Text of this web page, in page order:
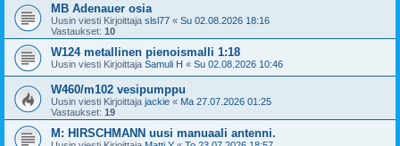
MB Adenauer osia
Uusin viesti Kirjoittaja slsl77 « Su 02.08.2026 18:16
Vastaukset: 10
W124 metallinen pienoismalli 1:18
Uusin viesti Kirjoittaja Samuli H « Su 02.08.2026 10:46
W460/m102 vesipumppu
Uusin viesti Kirjoittaja jackie « Ma 27.07.2026 01:25
Vastaukset: 19
M: HIRSCHMANN uusi manuaali antenni.